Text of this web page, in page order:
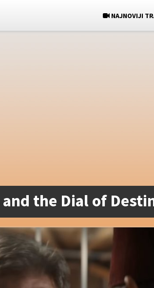
NAJNOVIJI
the Dial of